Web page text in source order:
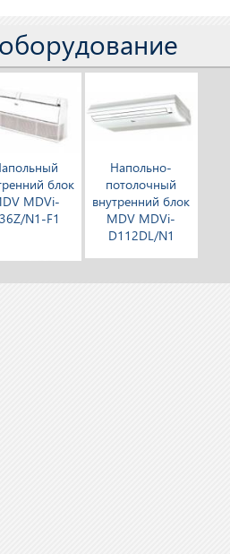
блок
MDVi-
N1-F1
Напольно-
потолочный
внутренний блок
MDV MDVi-
D112DL/N1